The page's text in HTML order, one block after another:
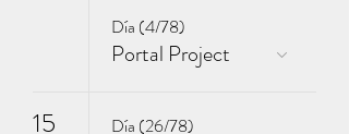
Día (4/78)
Portal Project
15 Día (26/78)